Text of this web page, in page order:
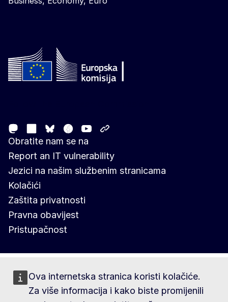
Ova internetska stranica koristi kolačiće.
Za više informacija i kako biste promijenili
MastodonLinkedIn
Bluesky
Facebook
Youtube
Obratite nam se na
Report an IT vulnerability
Jezici na našim službenim stranicama
Kolačići
Zaštita privatnosti
Pravna obavijest
Pristupačnost